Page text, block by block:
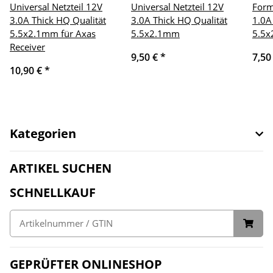
Universal Netzteil 12V
3.0A Thick HQ Qualität
5.5x2.1mm für Axas
Receiver
10,90 €*
Universal Netzteil 12V
3.0A Thick HQ Qualität
5.5x2.1mm
9,50 €*
Kategorien
ARTIKEL SUCHEN
SCHNELLKAUF
GEPRÜFTER ONLINESHOP